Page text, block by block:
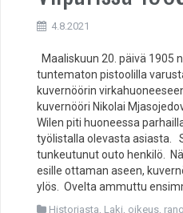
4.8.2021
Maaliskuun 20. päivä 1905
tuntematon pistoolilla
kuvernöörin
kuvernööri Nikolai
Wilen piti huoneessa
työlistalla olevasta asiasta.
tunkeutunut outo henkilö.
esille ottaman aseen,
ylös. Ovelta ammuttu
Historiasta Laki, oikeus,